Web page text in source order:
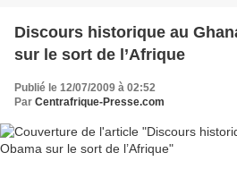
Discours historique au
sur le sort de l’Afrique
Publié le 12/07/2009 à 02:52
Par Centrafrique-Presse.com